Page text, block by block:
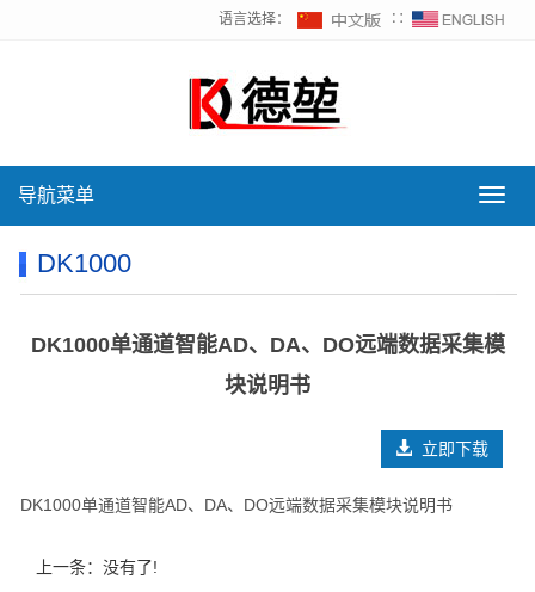
语言选择： ∷
导
导航菜单
DK1000
DK1000单通道智能AD、DA、DO远端数据采集模
块说明书
立即下载
DK1000单通道智能AD、DA、DO远端数据采集模块说明书
上一条：没有了!